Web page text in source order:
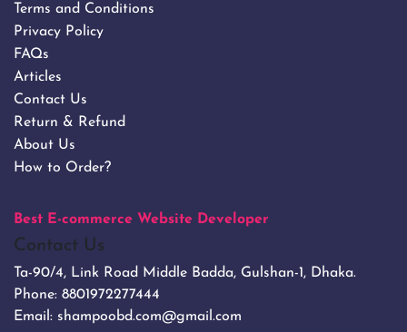
Terms and Conditions
Privacy Policy
FAQs
Articles
Contact Us
Return & Refund
About Us
How to Order?
Best E-commerce Website Developer
Contact Us
Ta-90/4, Link Road Middle Badda, Gulshan-1, Dhaka.
Phone: 8801972277444
Email: shampoobd.com@gmail.com